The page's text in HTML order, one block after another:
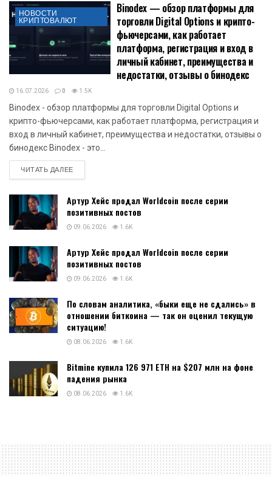
НОВОСТИ
КРИПТОВАЛЮТ
Binodex — обзор платформы для
торговли Digital Options и крипто-
фьючерсами, как работает
платформа, регистрация и вход в
личный кабинет, преимущества и
недостатки, отзывы о бинодекс
16.07.2026 0 1.5K
Binodex - обзор платформы для торговли Digital Options и
крипто-фьючерсами, как работает платформа, регистрация и
вход в личный кабинет, преимущества и недостатки, отзывы о
бинодекс Binodex - это...
ЧИТАТЬ ДАЛЕЕDETAILS
Артур Хейс продал Worldcoin после серии
позитивных постов
09.06.2026 1.6K
Артур Хейс продал Worldcoin после серии
позитивных постов
09.06.2026 1.6K
По словам аналитика, «быки еще не сдались» в
отношении биткоина — так он оценил текущую
ситуацию!
08.06.2026 1.6K
Bitmine купила 126 971 ETH на $207 млн на фоне
падения рынка
08.06.2026 1.6K